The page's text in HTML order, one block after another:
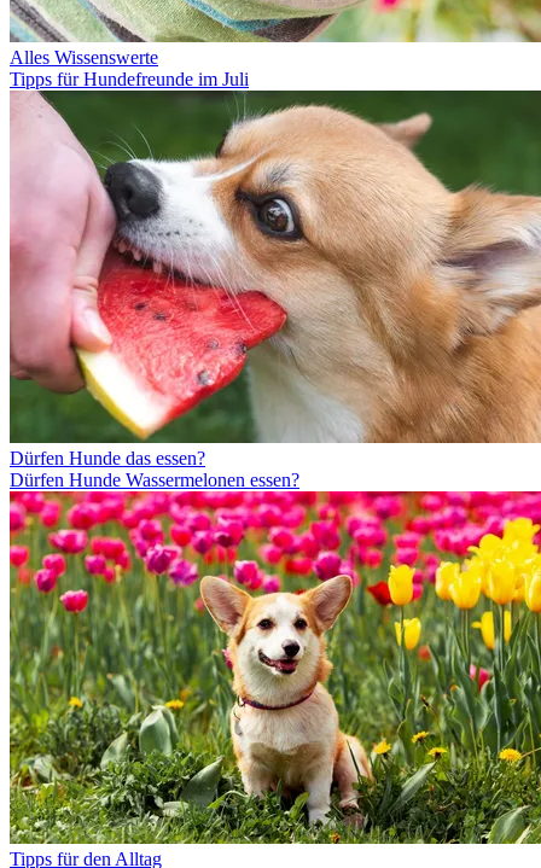
Alles Wissenswerte
Tipps für Hundefreunde im Juli
Dürfen Hunde das essen?
Dürfen Hunde Wassermelonen essen?
Tipps für den Alltag